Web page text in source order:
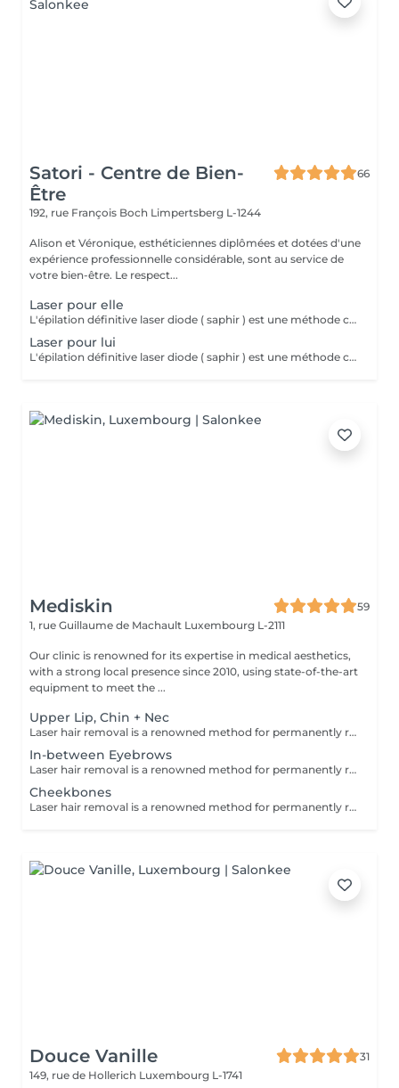
Satori - Centre de Bien-
Être
66
192, rue François Boch Limpertsberg L-1244
Alison et Véronique, esthéticiennes diplômées et dotées d'une
expérience professionnelle considérable, sont au service de
votre bien-être. Le respect...
Laser pour elle
L'épilation définitive laser diode ( saphir ) est une méthode couramment utilisée pour éliminer le poil de façon durable et permanente. Ce traitement utilise 2 faisceaux de lumière permettant de cibler la mélanine présente dans le poil et de détruire le follicule pileux. Le laser diode est connu pour sa précision, sa rapidité et son confort , grâce au système de refroidissement de la peau. Nous pouvons traiter des zones du visage et du corps. Pour toute prise de rendez-vous , merci de nous contacter préalablement par téléphone. 10% de remise sur forfait de 5 séances.
Laser pour lui
L'épilation définitive laser diode ( saphir ) est une méthode couramment utilisée pour éliminer le poil de façon durable et permanente. Ce traitement utilise 2 faisceaux de lumière permettant de cibler la mélanine présente dans le poil et de détruire le follicule pileux. Le laser diode est connu pour sa précision, sa rapidité et son confort , grâce au système de refroidissement de la peau. Nous pouvons traiter des zones du visage et du corps. Pour toute prise de rendez-vous , merci de nous contacter préalablement par téléphone. 10% de remise sur forfait de 5 séances.
Mediskin
59
1, rue Guillaume de Machault Luxembourg L-2111
Our clinic is renowned for its expertise in medical aesthetics,
with a strong local presence since 2010, using state-of-the-art
equipment to meet the ...
Upper Lip, Chin + Nec
Laser hair removal is a renowned method for permanently removing unwanted hair. At Mediskin, three types of machines are available depending on your phototype: Alexandrite, Nd-Yag, and Diode. During your first session, we will conduct an assessment to establish your goals based on your skin and hair type.
In-between Eyebrows
Laser hair removal is a renowned method for permanently removing unwanted hair. At Mediskin, three types of machines are available depending on your phototype: Alexandrite, Nd-Yag, and Diode. During your first session, we will conduct an assessment to establish your goals based on your skin and hair type.
Cheekbones
Laser hair removal is a renowned method for permanently removing unwanted hair. At Mediskin, three types of machines are available depending on your phototype: Alexandrite, Nd-Yag, and Diode. During your first session, we will conduct an assessment to establish your goals based on your skin and hair type.
Douce Vanille
31
149, rue de Hollerich Luxembourg L-1741